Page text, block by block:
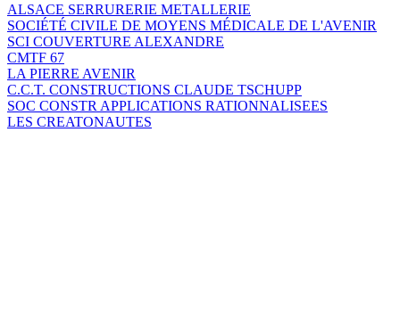
ALSACE SERRURERIE METALLERIE
SOCIÉTÉ CIVILE DE MOYENS MÉDICALE DE L'AVENIR
SCI COUVERTURE ALEXANDRE
CMTF 67
LA PIERRE AVENIR
C.C.T. CONSTRUCTIONS CLAUDE TSCHUPP
SOC CONSTR APPLICATIONS RATIONNALISEES
LES CREATONAUTES